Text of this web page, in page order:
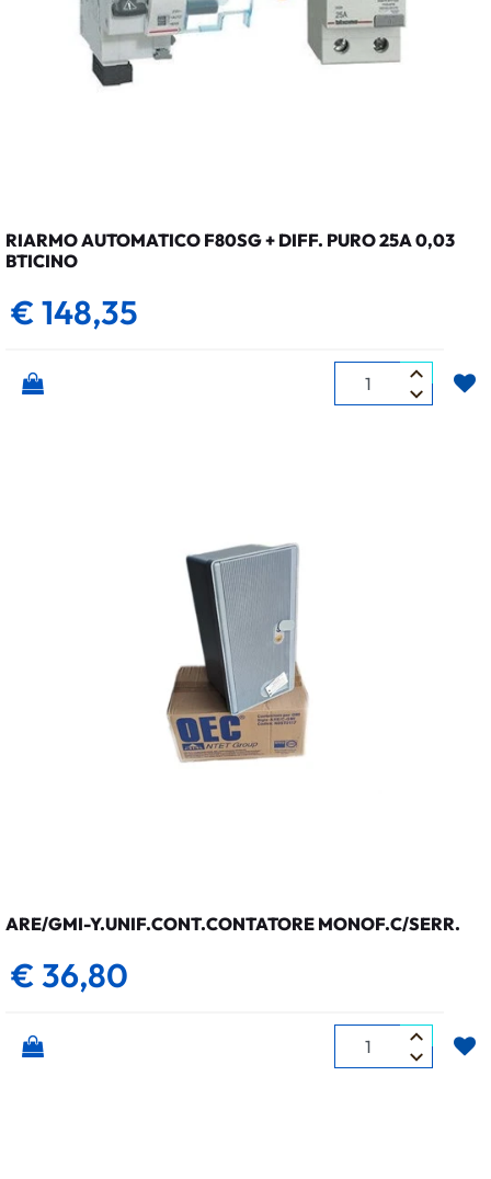
RIARMO AUTOMATICO F80SG + DIFF. PURO 25A 0,03
BTICINO
€ 148,35
Quantità
ARE/GMI-Y.UNIF.CONT.CONTATORE MONOF.C/SERR.
€ 36,80
Quantità